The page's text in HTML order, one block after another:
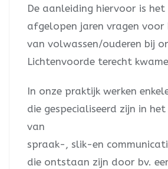
De aanleiding hiervoor is
afgelopen jaren vragen voor
van volwassen/ouderen bij
Lichtenvoorde terecht
In onze praktijk werken
die gespecialiseerd zijn in
van
spraak-, slik-en
die ontstaan zijn door bv.